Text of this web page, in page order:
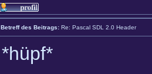
Betreff des Beitrags: Re: Pascal SDL 2.0 Header
*hüpf*